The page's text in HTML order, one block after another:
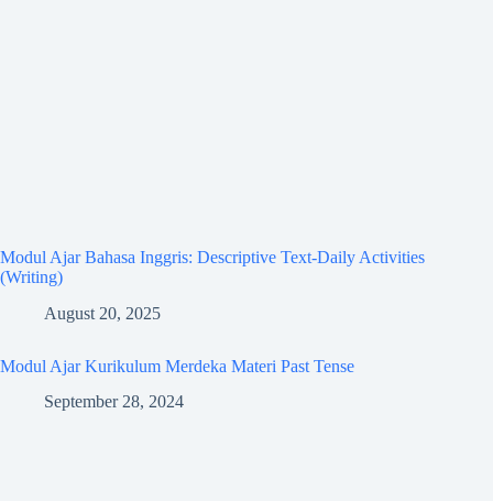
Modul Ajar Bahasa Inggris: Descriptive Text-Daily Activities
(Writing)
August 20, 2025
Modul Ajar Kurikulum Merdeka Materi Past Tense
September 28, 2024